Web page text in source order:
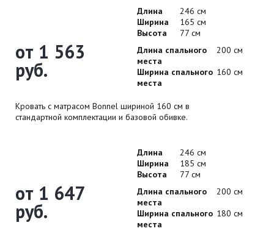
от 1 563
руб.
Длина
246 см
Ширина
165 см
Высота
77 см
Длина спального
места
200 см
Ширина спального
места
160 см
Кровать с матрасом Bonnel шириной 160 см в
стандартной комплектации и базовой обивке.
от 1 647
руб.
Длина
246 см
Ширина
185 см
Высота
77 см
Длина спального
места
200 см
Ширина спального
места
180 см